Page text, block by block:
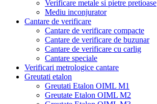
Verificare metale si pietre pretioase
Mediu inconjurator
Cantare de verificare
Cantare de verificare compacte
Cantare de verificare de buzunar
Cantare de verificare cu carlig
Cantare speciale
Verificari metrologice cantare
Greutati etalon
Greutati Etalon OIML M1
Greutate Etalon OIML M2